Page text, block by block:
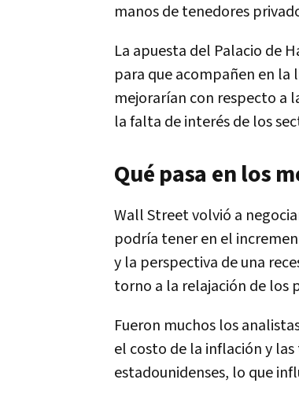
manos de tenedores
La apuesta del Palacio de
para que acompañen en la
mejorarían con respecto a
la falta de interés de los
Qué pasa en los
Wall Street volvió a
podría tener en el
y la perspectiva de una
torno a la relajación de los
Fueron muchos los
el costo de la inflación y
estadounidenses, lo que